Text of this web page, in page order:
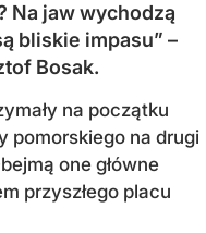
Na jaw wychodzą
bliskie impasu” –
Bosak.
na początku
pomorskiego na drugi
one główne
przyszłego placu